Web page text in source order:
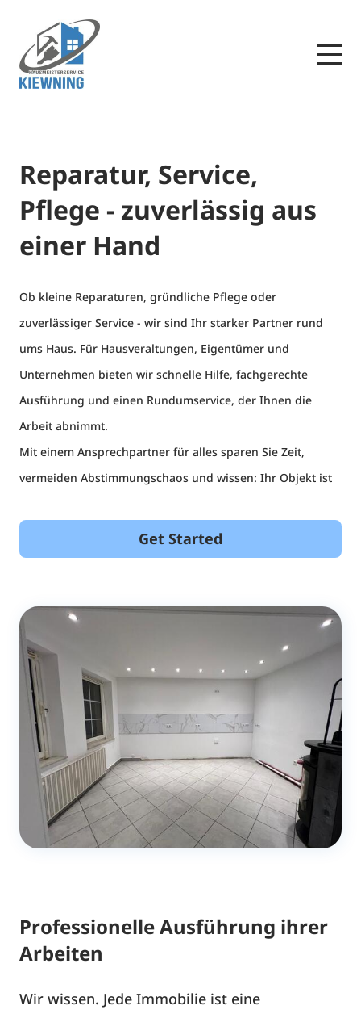
Reparatur, Service,
Pflege - zuverlässig aus
einer Hand
Ob kleine Reparaturen, gründliche Pflege oder
zuverlässiger Service - wir sind Ihr starker Partner rund
ums Haus. Für Hausveraltungen, Eigentümer und
Unternehmen bieten wir schnelle Hilfe, fachgerechte
Ausführung und einen Rundumservice, der Ihnen die
Arbeit abnimmt.
Mit einem Ansprechpartner für alles sparen Sie Zeit,
vermeiden Abstimmungschaos und wissen: Ihr Objekt ist
Get Started
Professionelle Ausführung ihrer
Arbeiten
Wir wissen. Jede Immobilie ist eine